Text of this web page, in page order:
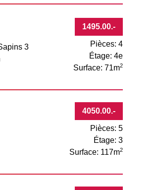
1495.00.-
3
Pièces: 4
Étage: 4e
Surface: 71m2
4050.00.-
Pièces: 5
Étage: 3
Surface: 117m2